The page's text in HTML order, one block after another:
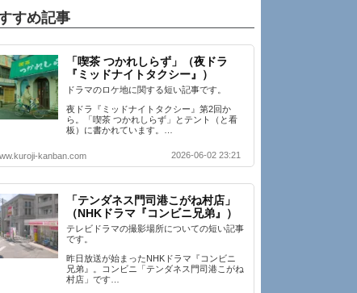
すめ記事
「喫茶 つかれしらず」（夜ドラ
『ミッドナイトタクシー』）
ドラマのロケ地に関する短い記事です。
夜ドラ『ミッドナイトタクシー』第2回か
ら。「喫茶 つかれしらず」とテント（と看
板）に書かれています。…
kanban.com 2026-06-02 23:21
「テンダネス門司港こがね村店」
（NHKドラマ『コンビニ兄弟』）
テレビドラマの撮影場所についての短い記事
です。
昨日放送が始まったNHKドラマ『コンビニ
兄弟』。コンビニ「テンダネス門司港こがね
村店」です…